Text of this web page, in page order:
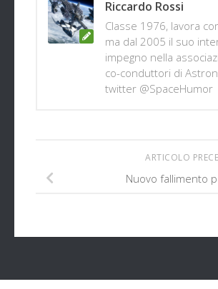
Riccardo Rossi
Classe 1976, lavora
ma dal 2005 il suo
impegno nella
co-conduttori di
twitter @SpaceHumor
ARTICOLO
Nuovo fallimento